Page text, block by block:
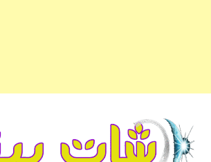
المحتوى